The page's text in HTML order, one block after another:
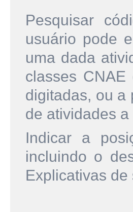
Pesquisar
usuário pode
uma dada
classes
digitadas, ou a
de atividades
Indicar a
incluindo o
Explicativas